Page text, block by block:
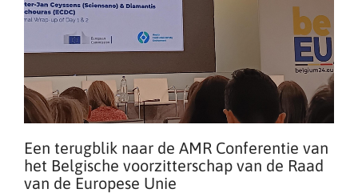
Een terugblik naar de AMR Conferentie van
het Belgische voorzitterschap van de Raad
van de Europese Unie